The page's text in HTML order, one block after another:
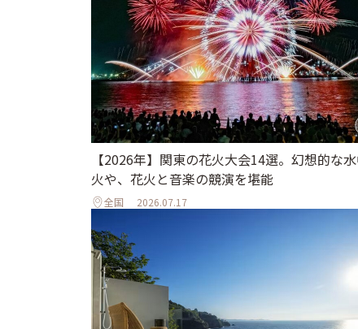
【2026年】関東の花火大会14選。幻想的な
火や、花火と音楽の競演を堪能
全国 2026.07.17